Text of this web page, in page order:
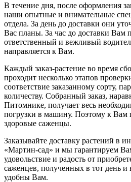
В течение дня, после оформления
наши опытные и внимательные
отдела. За день до доставки они
Вас планы. За час до доставки Вам
ответственный и вежливый
направляется к Вам.
Каждый заказ-растение во время
проходит несколько этапов
соответствие заказанному сорту,
количеству. Собранный заказ,
Питомнике, получает весь
погрузки в машину. Поэтому к Вам
здоровые саженцы.
Заказывайте доставку растений в
«Мартин-сад» и мы гарантируем
удовольствие и радость от
саженцев, полученных в тот день и
удобны Вам.